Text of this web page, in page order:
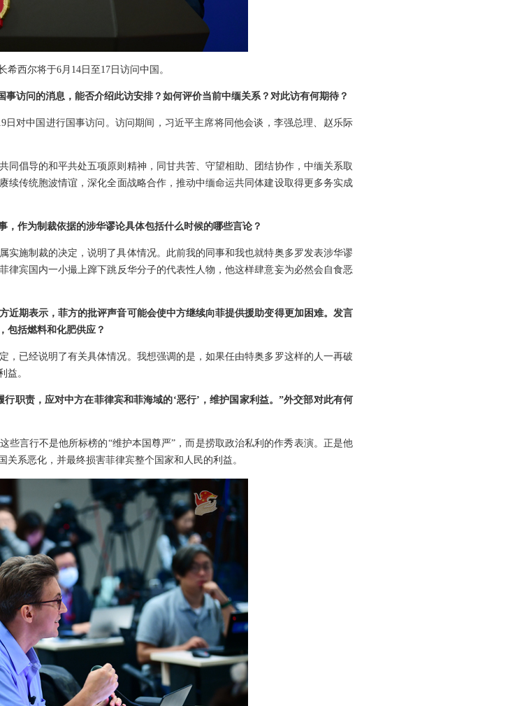
西尔将于6月14日至17日访问中国。
访问的消息，能否介绍此访安排？如何评价当前中缅关系？对此访有何期待？
对中国进行国事访问。访问期间，习近平主席将同他会谈，李强总理、赵乐际
同倡导的和平共处五项原则精神，同甘共苦、守望相助、团结协作，中缅关系取
续传统胞波情谊，深化全面战略合作，推动中缅命运共同体建设取得更多务实成
作为制裁依据的涉华谬论具体包括什么时候的哪些言论？
实施制裁的决定，说明了具体情况。此前我的同事和我也就特奥多罗发表涉华谬
律宾国内一小撮上蹿下跳反华分子的代表性人物，他这样肆意妄为必然会自食恶
近期表示，菲方的批评声音可能会使中方继续向菲提供援助变得更加困难。发言
包括燃料和化肥供应？
，已经说明了有关具体情况。我想强调的是，如果任由特奥多罗这样的人一再破
益。
职责，应对中方在菲律宾和菲海域的‘恶行’，维护国家利益。”外交部对此有何
些言行不是他所标榜的“维护本国尊严”，而是捞取政治私利的作秀表演。正是他
系恶化，并最终损害菲律宾整个国家和人民的利益。